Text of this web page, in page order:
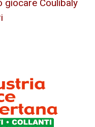
giocare Coulibaly